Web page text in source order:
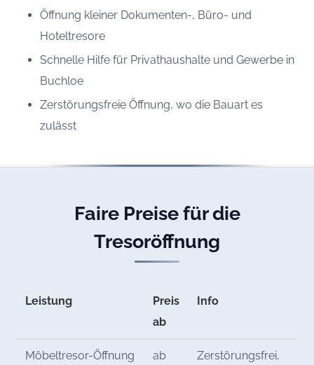
Öffnung kleiner Dokumenten-, Büro- und
Hoteltresore
Schnelle Hilfe für Privathaushalte und Gewerbe in
Buchloe
Zerstörungsfreie Öffnung, wo die Bauart es
zulässt
Faire Preise für die
Tresoröffnung
Leistung
Preis
ab
Info
Möbeltresor-Öffnung
ab
Zerstörungsfrei,